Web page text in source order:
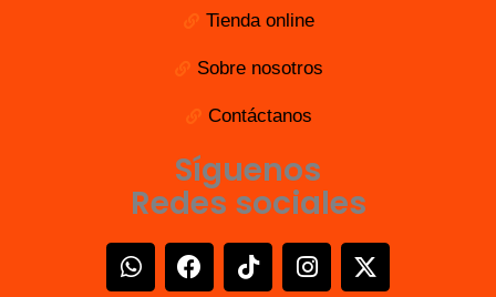
Tienda online
Sobre nosotros
Contáctanos
Síguenos
Redes sociales
W
h
F
a
T
i
I
n
X
-